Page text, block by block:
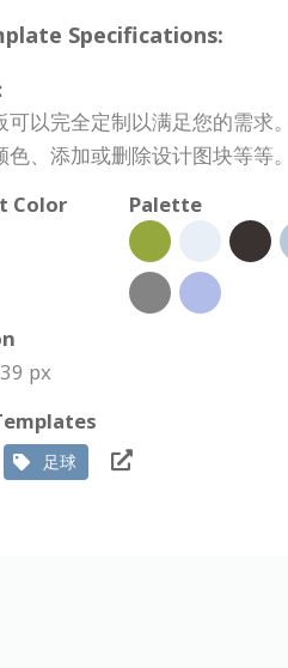
Specifications:
可以完全定制以满足您的需求
、添加或删除设计图块等等。
Color
Palette
px
足球